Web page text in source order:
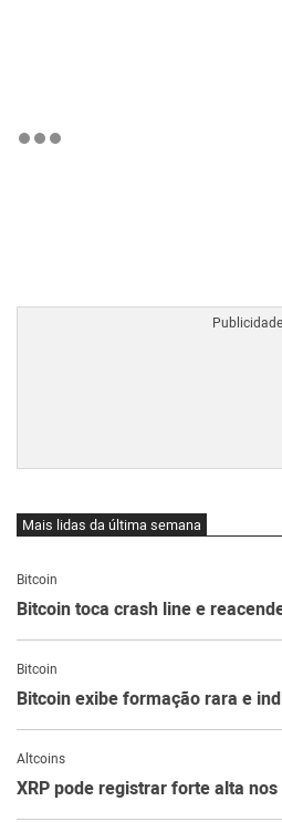
Mais lidas da última semana
Bitcoin
Bitcoin toca crash line e
Bitcoin
Bitcoin exibe formação rara e
Altcoins
XRP pode registrar forte alta